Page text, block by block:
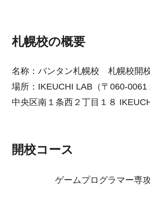
札幌校の概要
名称：バンタン札幌校 札幌校開
場所：IKEUCHI LAB（〒060-0061
中央区南１条西２丁目１８
開校コース
ゲームプログラマー専